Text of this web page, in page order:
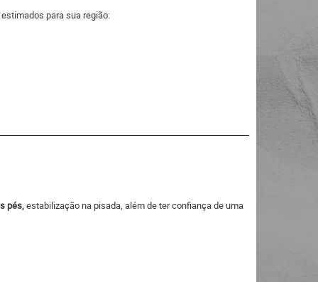
para sua região:
pés,estabilização na pisada, além de ter confiança de uma